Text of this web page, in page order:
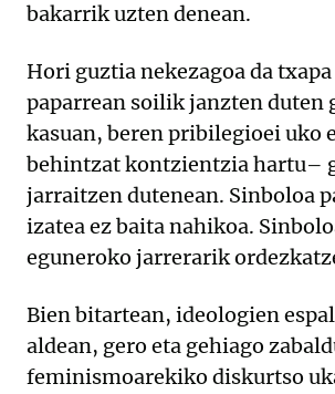
bakarrik uzten denean.
Hori guztia nekezagoa da
paparrean soilik janzten duten
kasuan, beren pribilegioei uko
behintzat kontzientzia hartu–
jarraitzen dutenean. Sinboloa
izatea ez baita nahikoa.
eguneroko jarrerarik
Bien bitartean, ideologien
aldean, gero eta gehiago
feminismoarekiko diskurtso